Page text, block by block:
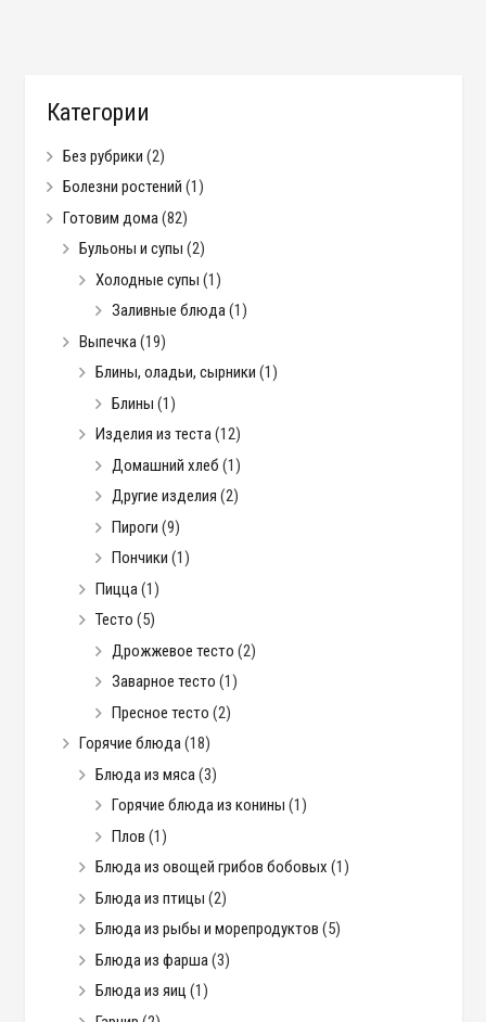
Категории
Без рубрики (2)
Болезни ростений (1)
Готовим дома(82)
Бульоны и супы (2)
Холодные супы (1)
Заливные блюда(1)
Выпечка(19)
Блины, оладьи, сырники (1)
Блины (1)
Изделия из теста(12)
Домашний хлеб (1)
Другие изделия (2)
Пироги (9)
Пончики (1)
Пицца(1)
Тесто (5)
Дрожжевое тесто (2)
Заварное тесто (1)
Пресное тесто (2)
Горячие блюда(18)
Блюда из мяса(3)
Горячие блюда из конины (1)
Плов (1)
Блюда из овощей грибов бобовых (1)
Блюда из птицы (2)
Блюда из рыбы и морепродуктов (5)
Блюда из фарша(3)
Блюда из яиц (1)